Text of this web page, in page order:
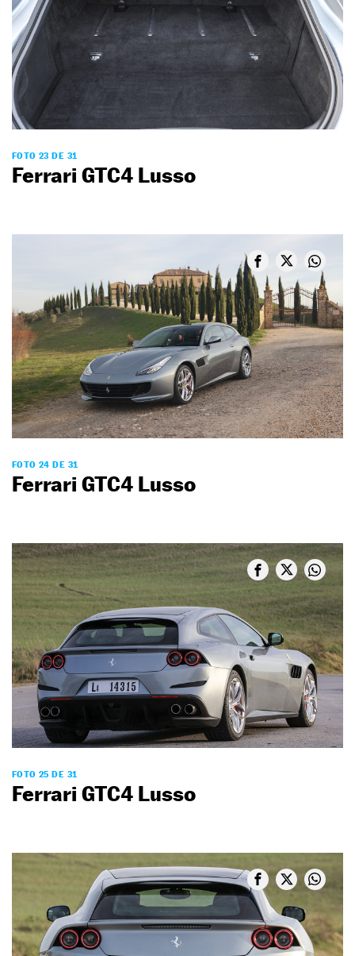
FOTO 23 DE 31
Ferrari GTC4 Lusso
FOTO 24 DE 31
Ferrari GTC4 Lusso
FOTO 25 DE 31
Ferrari GTC4 Lusso